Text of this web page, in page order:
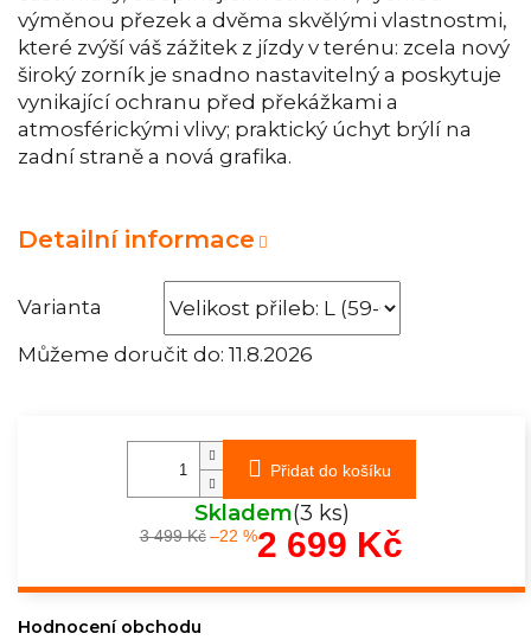
Varianta
Můžeme doručit do: 11.8.2026
výměnou přezek a dvěma skvělými vlastnostmi,
které zvýší váš zážitek z jízdy v terénu: zcela nový
široký zorník je snadno nastavitelný a poskytuje
vynikající ochranu před překážkami a
atmosférickými vlivy; praktický úchyt brýlí na
zadní straně a nová grafika.
Detailní informace
Přidat do košíku
Skladem(3 ks)
3 499 Kč –22 %2 699 Kč
Hodnocení obchodu